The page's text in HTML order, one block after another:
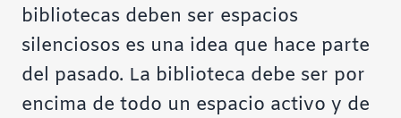
bibliotecas deben ser espacios
silenciosos es una idea que hace parte
del pasado. La biblioteca debe ser por
encima de todo un espacio activo y de